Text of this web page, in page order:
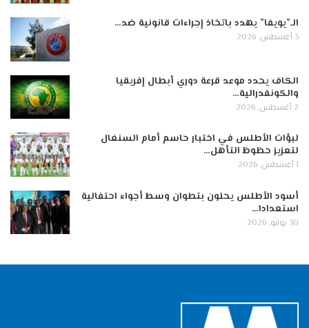
الـ”يويفا” يهدد باتخاذ إجراءات قانونية ضد…
3 أغسطس, 2026
الكاف يحدد موعد قرعة دوري أبطال إفريقيا
والكونفدرالية…
2 أغسطس, 2026
لبؤات الأطلس في اختبار حاسم أمام السنغال
لتعزيز حظوظ التأهل…
1 أغسطس, 2026
أسود الأطلس يحلون بتطوان وسط أجواء احتفالية
استعدادا…
30 يوليو, 2026